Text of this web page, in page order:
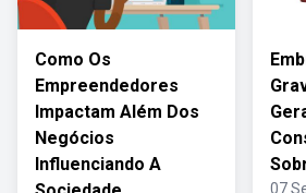
Como Os
Empreendedores
Impactam Além Dos
Negócios
Influenciando A
07